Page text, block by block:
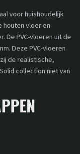
voor huishoudelijk
houten vloer en
De PVC-vloeren uit de
Deze PVC-vloeren
de realistische,
collection niet van